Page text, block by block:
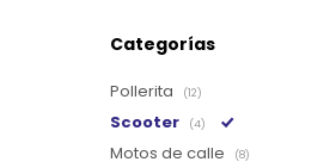
Categorías
Pollerita (12)
Scooter (4)
Motos de calle (8)